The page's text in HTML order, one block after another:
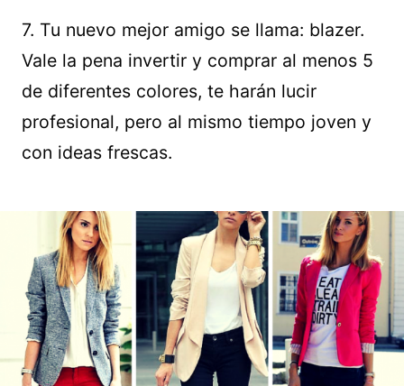
7. Tu nuevo mejor amigo se llama: blazer.
Vale la pena invertir y comprar al menos 5
de diferentes colores, te harán lucir
profesional, pero al mismo tiempo joven y
con ideas frescas.